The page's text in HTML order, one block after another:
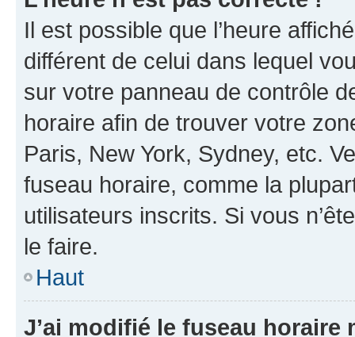
Il est possible que l’heure
différent de celui dans lequel
sur votre panneau de contrôle
horaire afin de trouver votre
Paris, New York, Sydney, etc.
fuseau horaire, comme la
utilisateurs inscrits. Si vous
le faire.
Haut
J’ai modifié le fuseau horaire